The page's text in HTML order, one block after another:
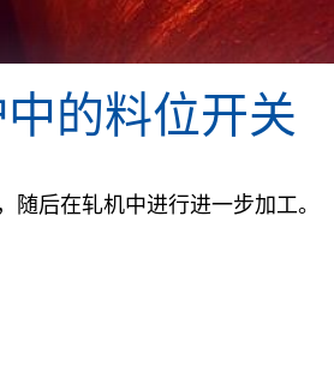
的料位开关
随后在轧机中进行进一步加工。